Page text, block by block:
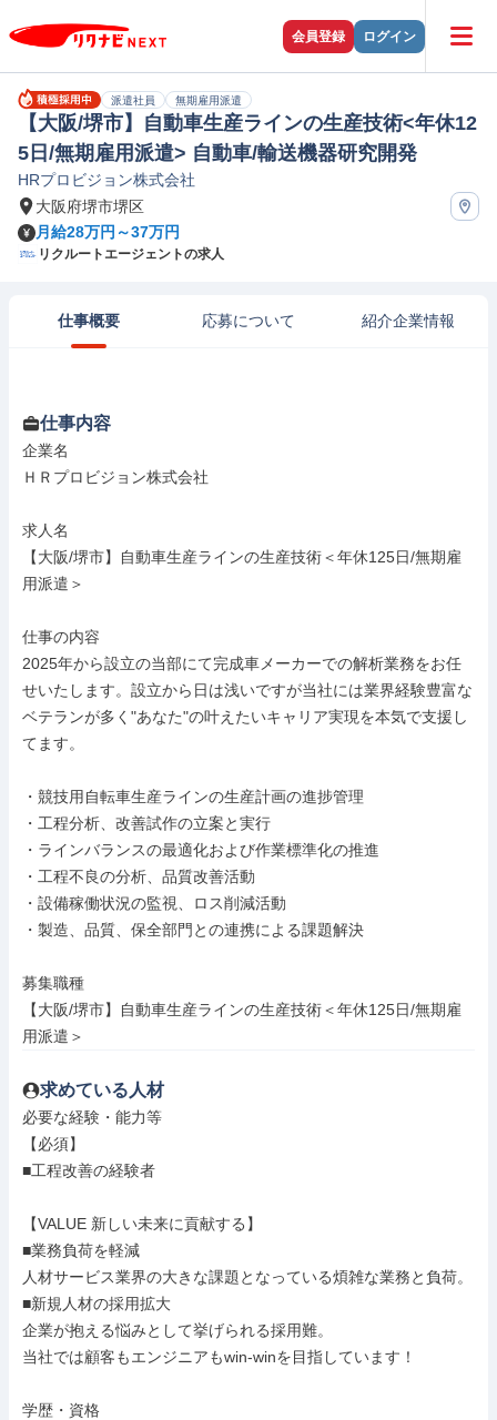
会員登録 ログイン
派遣社員 無期雇用派遣
【大阪/堺市】自動車生産ラインの生産技術<年休12
5日/無期雇用派遣> 自動車/輸送機器研究開発
HRプロビジョン株式会社
大阪府堺市堺区
月給28万円～37万円
リクルートエージェントの求人
仕事概要 応募について 紹介企業情報
仕事内容
企業名
ＨＲプロビジョン株式会社
求人名
【大阪/堺市】自動車生産ラインの生産技術＜年休125日/無期雇
用派遣＞
仕事の内容
2025年から設立の当部にて完成車メーカーでの解析業務をお任
せいたします。設立から日は浅いですが当社には業界経験豊富な
ベテランが多く"あなた"の叶えたいキャリア実現を本気で支援し
てます。
・競技用自転車生産ラインの生産計画の進捗管理
・工程分析、改善試作の立案と実行
・ラインバランスの最適化および作業標準化の推進
・工程不良の分析、品質改善活動
・設備稼働状況の監視、ロス削減活動
・製造、品質、保全部門との連携による課題解決
募集職種
【大阪/堺市】自動車生産ラインの生産技術＜年休125日/無期雇
用派遣＞
求めている人材
必要な経験・能力等
【必須】
■工程改善の経験者
【VALUE 新しい未来に貢献する】
■業務負荷を軽減
人材サービス業界の大きな課題となっている煩雑な業務と負荷。
■新規人材の採用拡大
企業が抱える悩みとして挙げられる採用難。
当社では顧客もエンジニアもwin-winを目指しています！
学歴・資格